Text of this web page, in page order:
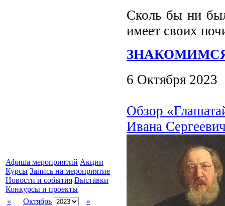
Афиша мероприятий Акции
Курсы Запись на мероприятие
Новости и события Выставки
Конкурсы и проекты
«
Октябрь
»
Сколь бы ни
имеет своих
6 Октября 2023
Обзор
Ивана